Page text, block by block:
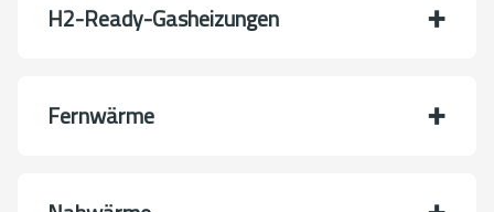
H2-Ready-Gasheizungen
Fernwärme